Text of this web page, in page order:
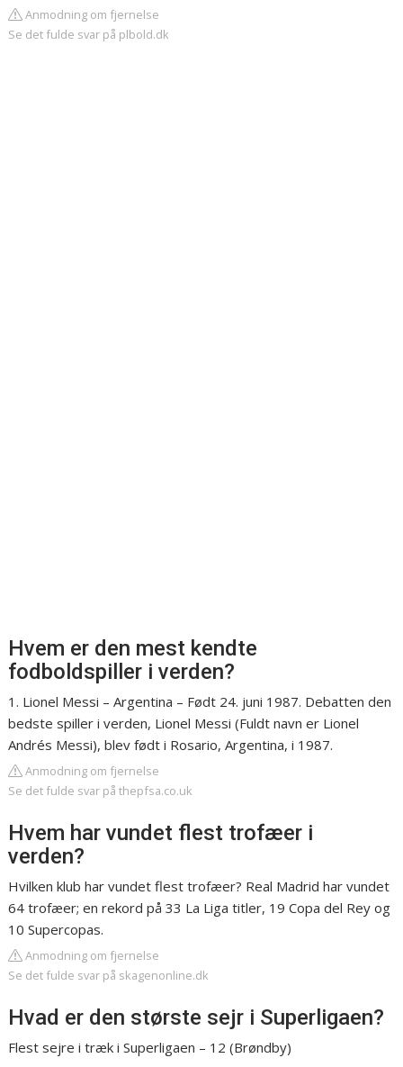
Anmodning om fjernelse
Se det fulde svar på plbold.dk
Hvem er den mest kendte
fodboldspiller i verden?
1. Lionel Messi – Argentina – Født 24. juni 1987. Debatten den
bedste spiller i verden, Lionel Messi (Fuldt navn er Lionel
Andrés Messi), blev født i Rosario, Argentina, i 1987.
Anmodning om fjernelse
Se det fulde svar på thepfsa.co.uk
Hvem har vundet flest trofæer i
verden?
Hvilken klub har vundet flest trofæer? Real Madrid har vundet
64 trofæer; en rekord på 33 La Liga titler, 19 Copa del Rey og
10 Supercopas.
Anmodning om fjernelse
Se det fulde svar på skagenonline.dk
Hvad er den største sejr i Superligaen?
Flest sejre i træk i Superligaen – 12 (Brøndby)